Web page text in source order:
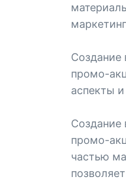
Создание
промо-
аспекты
Создание
промо-
частью